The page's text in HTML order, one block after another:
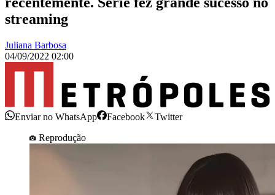
streaming
Juliana Barbosa
04/09/2022 02:00
Enviar no WhatsApp Facebook
Twitter
Reprodução